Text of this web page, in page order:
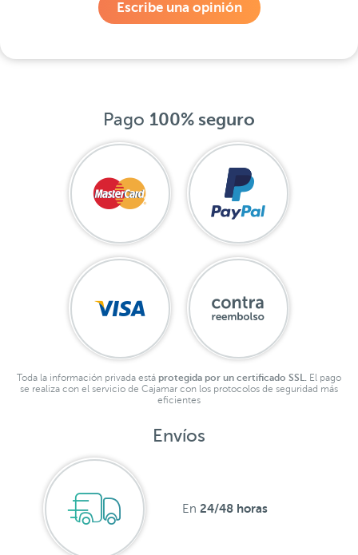
Escribe una opinión
Pago 100% seguro
Toda la información privada está protegida por un certificado SSL. El pago
se realiza con el servicio de Cajamar con los protocolos de seguridad más
eficientes
Envíos
En 24/48 horas